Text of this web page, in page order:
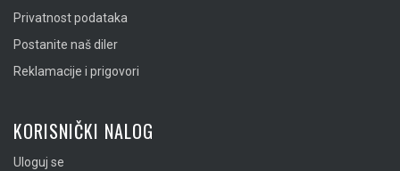
Privatnost podataka
Postanite naš diler
Reklamacije i prigovori
KORISNIČKI NALOG
Uloguj se